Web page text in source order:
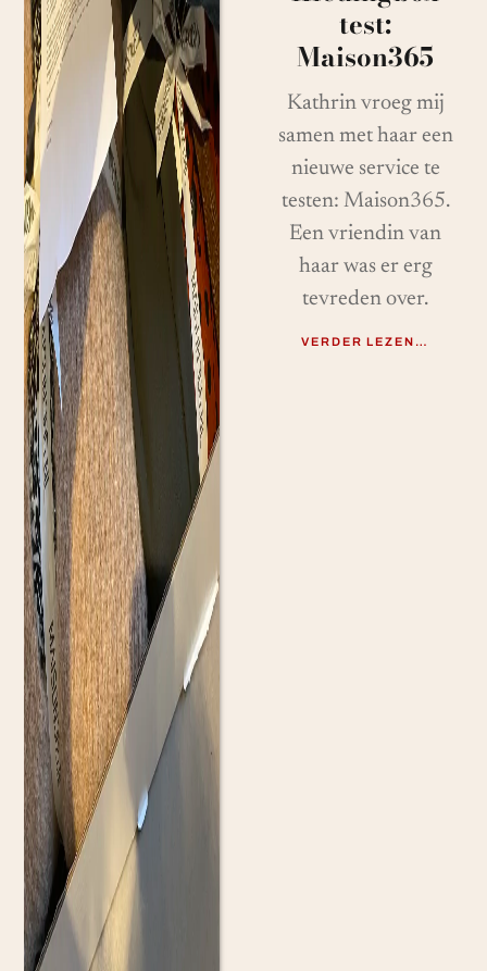
test:
Maison365
Kathrin vroeg mij
samen met haar een
nieuwe service te
testen: Maison365.
Een vriendin van
haar was er erg
tevreden over.
VERDER LEZEN…